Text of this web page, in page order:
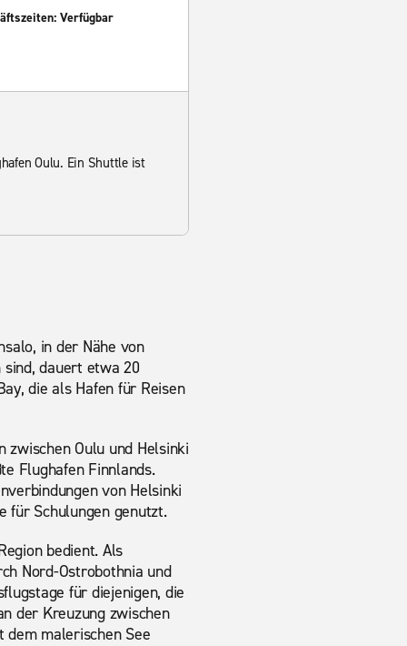
Verfügbar
Oulu. Ein Shuttle ist
in der Nähe von
dauert etwa 20
die als Hafen für Reisen
Oulu und Helsinki
Flughafen Finnlands.
von Helsinki
für Schulungen genutzt.
bedient. Als
Nord-Ostrobothnia und
für diejenigen, die
der Kreuzung zwischen
dem malerischen See